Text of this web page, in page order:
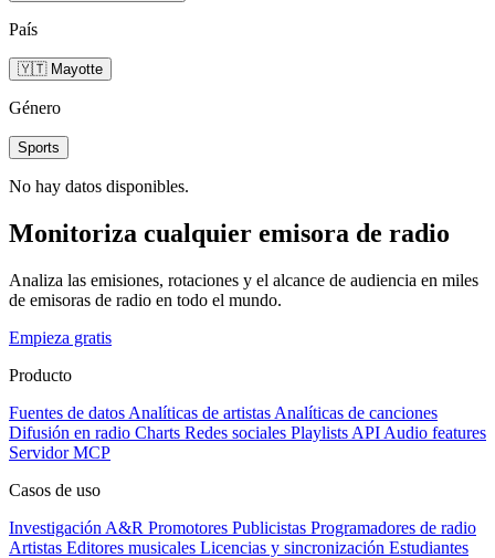
País
🇾🇹 Mayotte
Género
Sports
No hay datos disponibles.
Monitoriza cualquier emisora de radio
Analiza las emisiones, rotaciones y el alcance de audiencia en miles
de emisoras de radio en todo el mundo.
Empieza gratis
Producto
Fuentes de datos Analíticas de artistas Analíticas de canciones
Difusión en radio Charts Redes sociales Playlists API Audio features
Servidor MCP
Casos de uso
Investigación A&R Promotores Publicistas Programadores de radio
Artistas Editores musicales Licencias y sincronización Estudiantes